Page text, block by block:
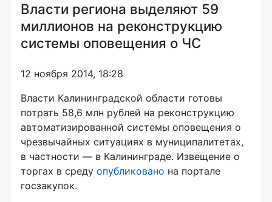
Власти региона выделяют 59
миллионов на реконструкцию
системы оповещения о ЧС
12 ноября 2014, 18:28
Власти Калининградской области готовы
потрать 58,6 млн рублей на реконструкцию
автоматизированной системы оповещения о
чрезвычайных ситуациях в муниципалитетах,
в частности — в Калининграде. Извещение о
торгах в среду опубликовано на портале
госзакупок.